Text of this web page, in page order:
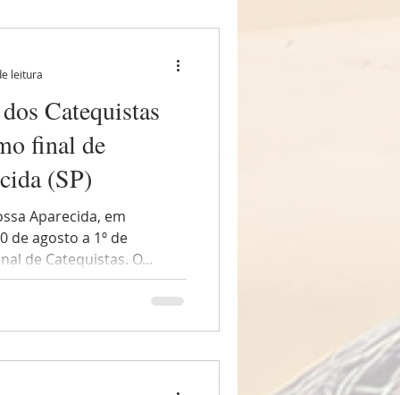
Catequistas
final de
(SP)
Aparecida, em
de agosto a 1º de
de Catequistas. O...
leitura